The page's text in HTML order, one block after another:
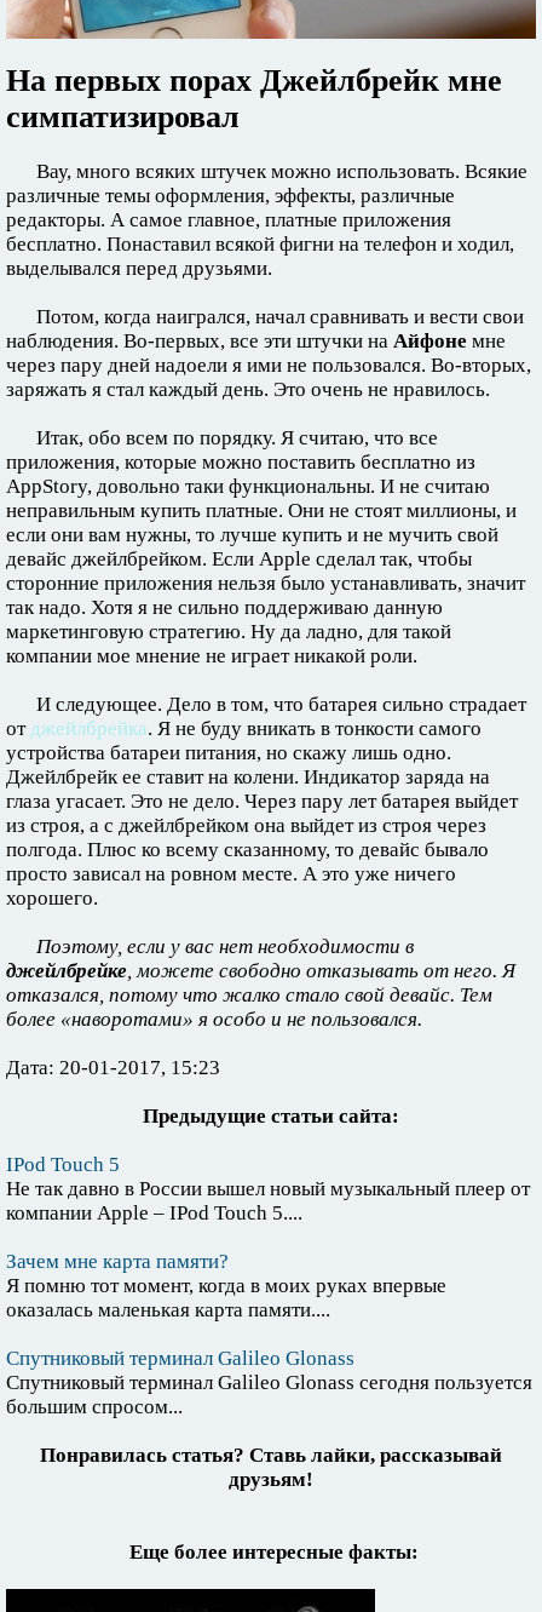
На первых порах Джейлбрейк мне
симпатизировал
Вау, много всяких штучек можно использовать. Всякие
различные темы оформления, эффекты, различные
редакторы. А самое главное, платные приложения
бесплатно. Понаставил всякой фигни на телефон и ходил,
выделывался перед друзьями.
Потом, когда наигрался, начал сравнивать и вести свои
наблюдения. Во-первых, все эти штучки на Айфоне мне
через пару дней надоели я ими не пользовался. Во-вторых,
заряжать я стал каждый день. Это очень не нравилось.
Итак, обо всем по порядку. Я считаю, что все
приложения, которые можно поставить бесплатно из
AppStory, довольно таки функциональны. И не считаю
неправильным купить платные. Они не стоят миллионы, и
если они вам нужны, то лучше купить и не мучить свой
девайс джейлбрейком. Если Apple сделал так, чтобы
сторонние приложения нельзя было устанавливать, значит
так надо. Хотя я не сильно поддерживаю данную
маркетинговую стратегию. Ну да ладно, для такой
компании мое мнение не играет никакой роли.
И следующее. Дело в том, что батарея сильно страдает
отджейлбрейка. Я не буду вникать в тонкости самого
устройства батареи питания, но скажу лишь одно.
Джейлбрейк ее ставит на колени. Индикатор заряда на
глаза угасает. Это не дело. Через пару лет батарея выйдет
из строя, а с джейлбрейком она выйдет из строя через
полгода. Плюс ко всему сказанному, то девайс бывало
просто зависал на ровном месте. А это уже ничего
хорошего.
Поэтому, если у вас нет необходимости в
джейлбрейке, можете свободно отказывать от него. Я
отказался, потому что жалко стало свой девайс. Тем
более «наворотами» я особо и не пользовался.
Дата: 20-01-2017, 15:23
Предыдущие статьи сайта:
IPod Touch 5
Не так давно в России вышел новый музыкальный плеер от
компании Apple – IPod Touch 5....
Зачем мне карта памяти?
Я помню тот момент, когда в моих руках впервые
оказалась маленькая карта памяти....
Спутниковый терминал Galileo Glonass
Спутниковый терминал Galileo Glonass сегодня пользуется
большим спросом...
Понравилась статья? Ставь лайки, рассказывай
друзьям!
Еще более интересные факты: